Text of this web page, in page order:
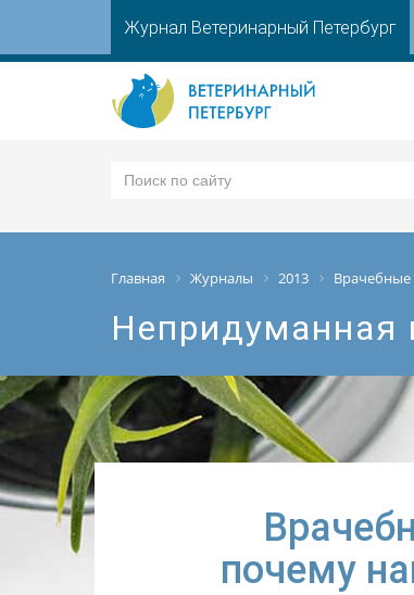
Журнал Ветеринарный Петербург
Главная Журналы 2013
Непридуманная
почему